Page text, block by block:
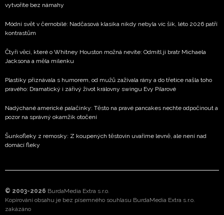
vytvoříte bez námahy
Módní svět v černobílé: Nadčasová klasika nikdy nebyla víc šik, léto 2026 patří
kontrastům
Čtyři věci, které o Whitney Houston možná nevíte: Odmítl ji bratr Michaela
Jacksona a měla milenku
Plastiky přiznávala s humorem, od mužů zažívala rány a do třetice našla toho
pravého: Dramatický i zářivý život královny swingu Evy Pilarové
Nadýchané americké palačinky: Těsto na pravé pancakes nechte odpočinout a
pozor na správný okamžik otočení
Šunkofleky z remosky: Z koupených těstovin uvaříme levně, ale není nad
domácí fleky
© 2003-2026 BurdaMedia Extra s.r.o.
Kopírování obsahu je bez písemného souhlasu BurdaMedia Extra s.r.o.
zakázáno